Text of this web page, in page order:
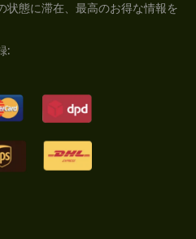
状態に滞在、最高のお得な情報を
: